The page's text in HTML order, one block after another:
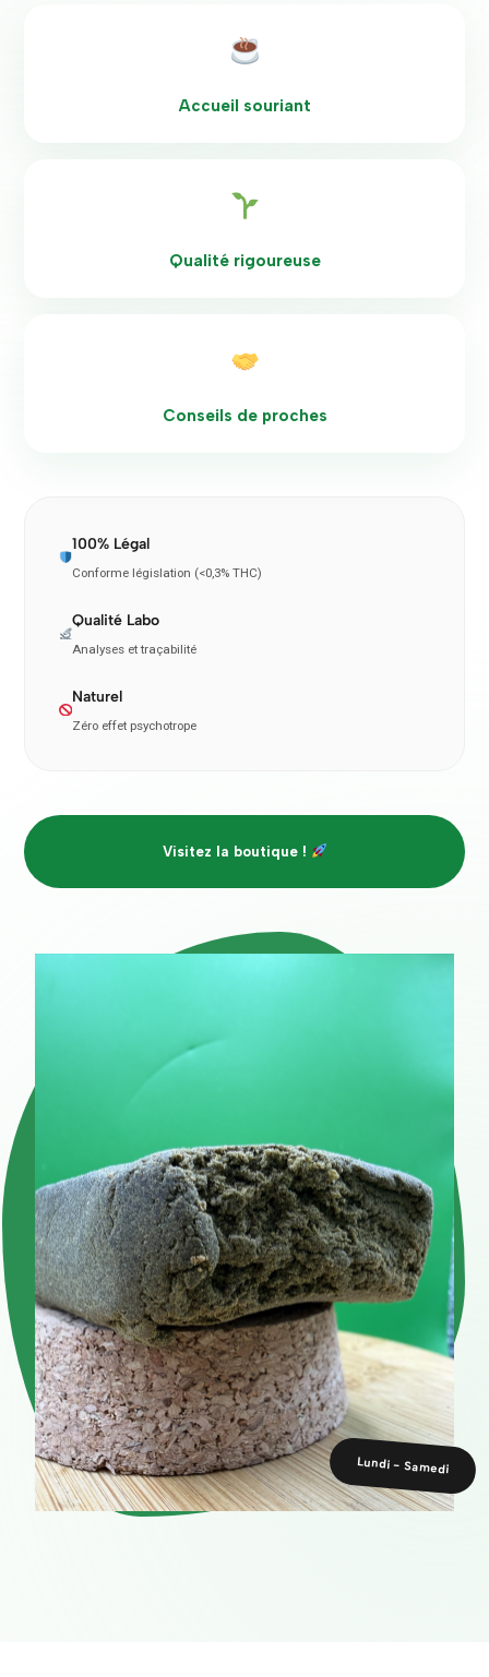
Accueil souriant
Qualité rigoureuse
Conseils de proches
100% Légal
Conforme législation (<0,3% THC)
Qualité Labo
Analyses et traçabilité
Naturel
Zéro effet psychotrope
Visitez la boutique !
Lundi - Samedi